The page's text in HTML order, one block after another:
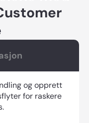
og opprett
for raskere